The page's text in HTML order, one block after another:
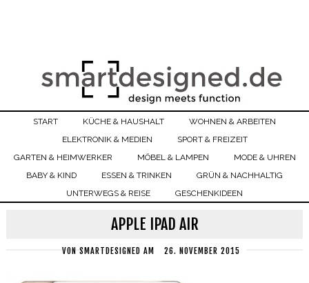
START KÜCHE & HAUSHALT
WOHNEN & ARBEITEN
ELEKTRONIK & MEDIEN
SPORT & FREIZEIT
GARTEN & HEIMWERKER
MÖBEL & LAMPEN
MODE & UHREN
BABY & KIND
ESSEN & TRINKEN
GRÜN & NACHHALTIG
UNTERWEGS & REISE
GESCHENKIDEEN
APPLE IPAD AIR
VON SMARTDESIGNED AM 26. NOVEMBER 2015